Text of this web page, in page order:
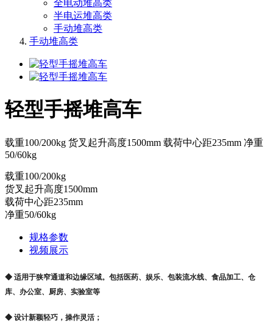
全电动堆高类
半电运堆高类
手动堆高类
手动堆高类
轻型手摇堆高车
载重100/200kg 货叉起升高度1500mm 载荷中心距235mm 净重
50/60kg
载重100/200kg
货叉起升高度1500mm
载荷中心距235mm
净重50/60kg
规格参数
视频展示
◆ 适用于狭窄通道和边缘区域。包括医药、娱乐、包装流水线、食品加工、仓
库、办公室、厨房、实验室等
◆ 设计新颖轻巧，操作灵活；